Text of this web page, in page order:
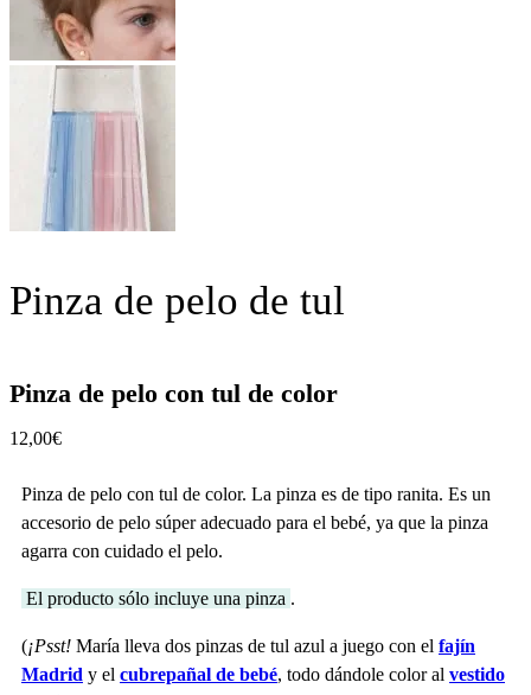
Pinza de pelo de tul
Pinza de pelo con tul de color
12,00€
Pinza de pelo con tul de color. La pinza es de tipo ranita. Es un
accesorio de pelo súper adecuado para el bebé, ya que la pinza
agarra con cuidado el pelo.
El producto sólo incluye una pinza .
(¡Psst! María lleva dos pinzas de tul azul a juego con el fajín
Madrid y el cubrepañal de bebé, todo dándole color al vestido